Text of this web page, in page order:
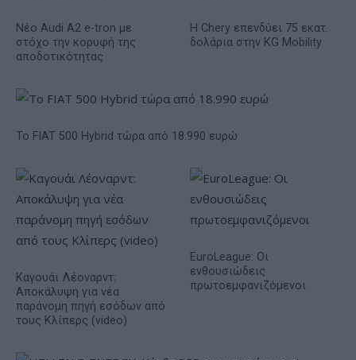
Νέο Audi A2 e-tron με
στόχο την κορυφή της
αποδοτικότητας
Η Chery επενδύει 75 εκατ.
δολάρια στην KG Mobility
Το FIAT 500 Hybrid τώρα από 18.990 ευρώ
Καγουάι Λέοναρντ:
Αποκάλυψη για νέα
παράνομη πηγή εσόδων από
τους Κλίπερς (video)
EuroLeague: Οι
ενθουσιώδεις
πρωτοεμφανιζόμενοι